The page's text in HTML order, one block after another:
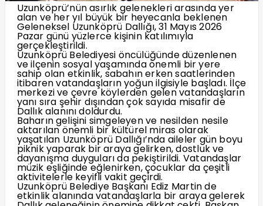
Uzunköprü’nün asırlık gelenekleri arasında yer
alan ve her yıl büyük bir heyecanla beklenen
Geleneksel Uzunköprü Dallığı, 31 Mayıs 2026
Pazar günü yüzlerce kişinin katılımıyla
gerçekleştirildi.
Uzunköprü Belediyesi öncülüğünde düzenlenen
ve ilçenin sosyal yaşamında önemli bir yere
sahip olan etkinlik, sabahın erken saatlerinden
itibaren vatandaşların yoğun ilgisiyle başladı. İlçe
merkezi ve çevre köylerden gelen vatandaşların
yanı sıra şehir dışından çok sayıda misafir de
Dallık alanını doldurdu.
Baharın gelişini simgeleyen ve nesilden nesile
aktarılan önemli bir kültürel miras olarak
yaşatılan Uzunköprü Dallığı’nda aileler gün boyu
piknik yaparak bir araya gelirken, dostluk ve
dayanışma duyguları da pekiştirildi. Vatandaşlar
müzik eşliğinde eğlenirken, çocuklar da çeşitli
aktivitelerle keyifli vakit geçirdi.
Uzunköprü Belediye Başkanı Ediz Martin de
etkinlik alanında vatandaşlarla bir araya gelerek